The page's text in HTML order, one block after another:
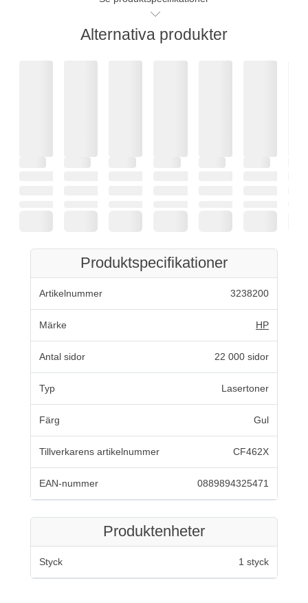
Alternativa produkter
Produktspecifikationer
Artikelnummer 3238200
Märke HP
Antal sidor 22 000 sidor
Typ Lasertoner
Färg Gul
Tillverkarens artikelnummer CF462X
EAN-nummer 0889894325471
Produktenheter
Styck 1 styck